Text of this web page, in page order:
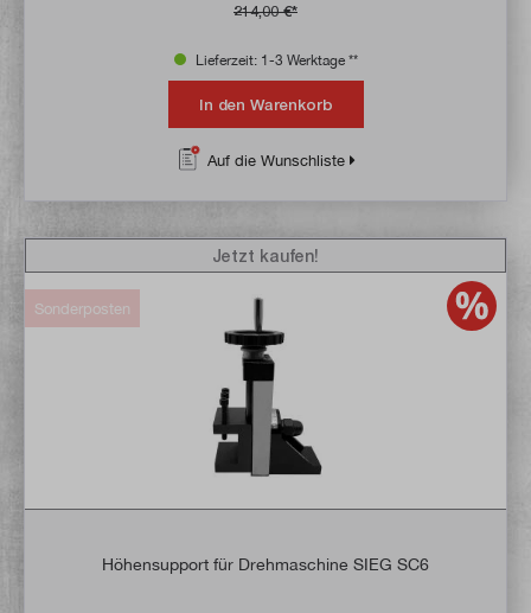
214,00 €*
Lieferzeit: 1-3 Werktage **
In den Warenkorb
Auf die Wunschliste
Sonderposten
Höhensupport für Drehmaschine SIEG SC6
Jetzt kaufen!